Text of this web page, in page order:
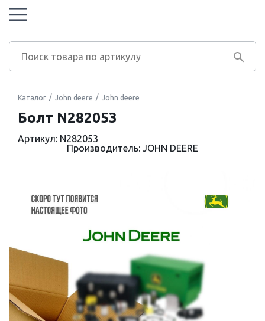
Каталог John deere John deere
Болт N282053
Артикул: N282053
Производитель: JOHN DEERE